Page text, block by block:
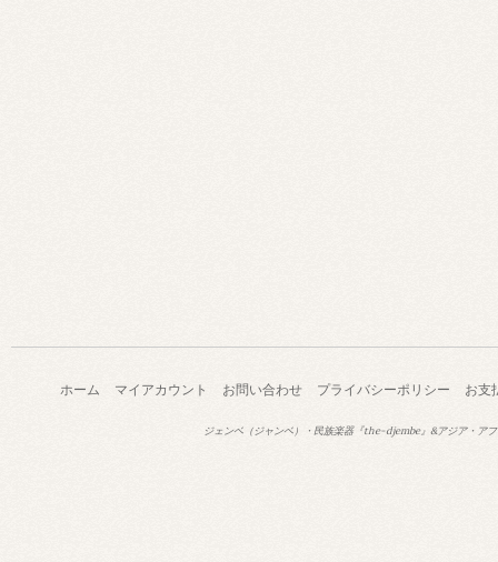
ホーム マイアカウント お問い合わせ プライバシーポリシー お支
ジェンベ（ジャンベ）・民族楽器『the-djembe』&アジア・ア